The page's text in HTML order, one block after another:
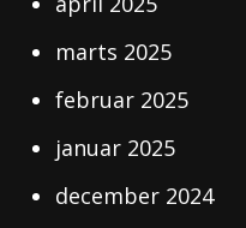
marts 2025
februar 2025
januar 2025
december 2024